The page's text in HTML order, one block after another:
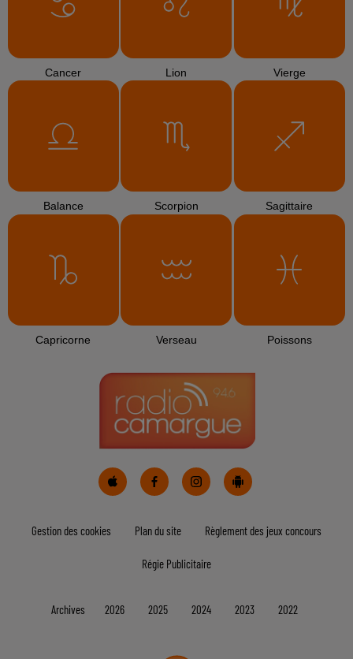
Cancer Lion Vierge
Balance Scorpion Sagittaire
Capricorne Verseau Poissons
Gestion des cookies Plan du site Règlement des jeux concours
Régie Publicitaire
Archives 2026 2025 2024 2023 2022